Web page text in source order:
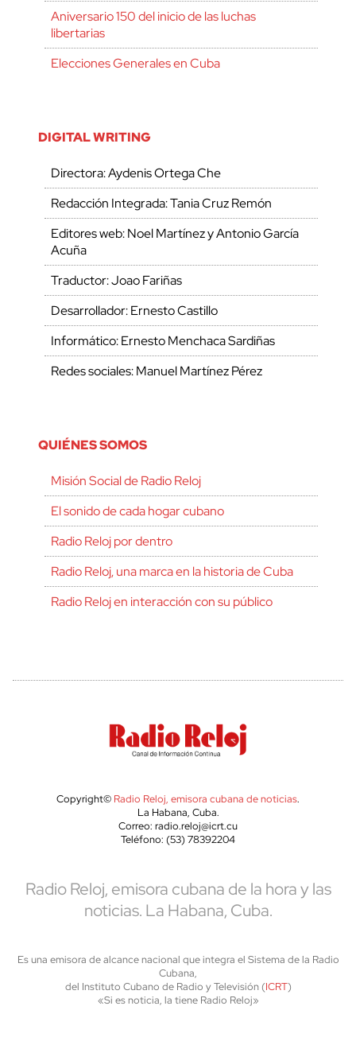
Aniversario 150 del inicio de las luchas
libertarias
Elecciones Generales en Cuba
DIGITAL WRITING
Directora: Aydenis Ortega Che
Redacción Integrada: Tania Cruz Remón
Editores web: Noel Martínez y Antonio García
Acuña
Traductor: Joao Fariñas
Desarrollador: Ernesto Castillo
Informático: Ernesto Menchaca Sardiñas
Redes sociales: Manuel Martínez Pérez
QUIÉNES SOMOS
Misión Social de Radio Reloj
El sonido de cada hogar cubano
Radio Reloj por dentro
Radio Reloj, una marca en la historia de Cuba
Radio Reloj en interacción con su público
Copyright© Radio Reloj, emisora cubana de noticias.
La Habana, Cuba.
Correo: radio.reloj@icrt.cu
Teléfono: (53) 78392204
Radio Reloj, emisora cubana de la hora y las
noticias. La Habana, Cuba.
Es una emisora de alcance nacional que integra el Sistema de la Radio
Cubana,
del Instituto Cubano de Radio y Televisión (ICRT)
«Si es noticia, la tiene Radio Reloj»